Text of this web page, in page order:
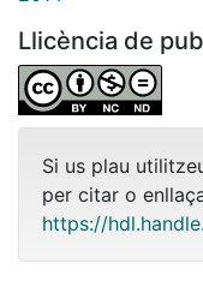
Llicència de
Si us plau
per citar o
https://